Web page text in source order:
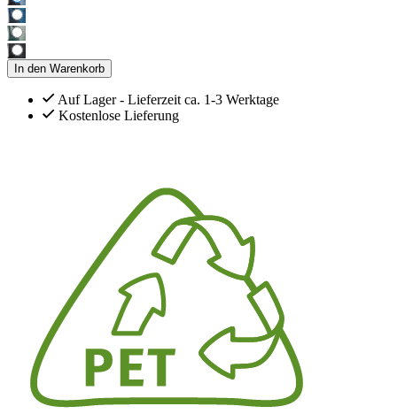
In den Warenkorb
Auf Lager - Lieferzeit ca. 1-3 Werktage
Kostenlose Lieferung